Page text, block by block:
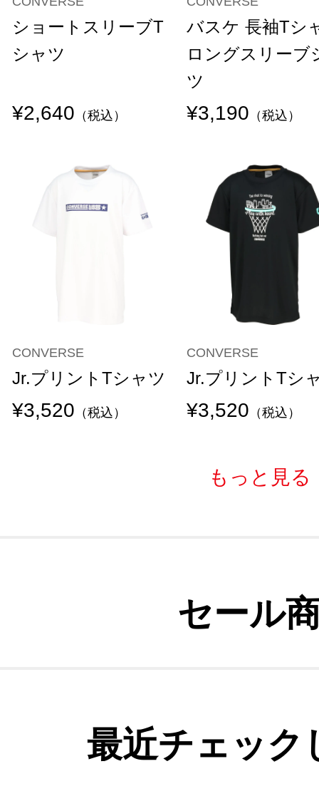
ショートスリーブT
シャツ
¥2,640 （税込）
バスケ 長袖Tシ
ロングスリーブ
ツ
¥3,190 （税込）
CONVERSE
Jr.プリントTシャツ
¥3,520 （税込）
CONVERSE
Jr.プリントTシ
¥3,520 （税込）
もっと見る
セール
最近チェック